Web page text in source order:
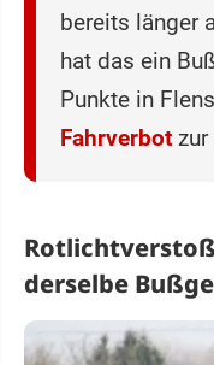
bereits länger
hat das ein
Punkte in
Fahrverbot zur
derselbe